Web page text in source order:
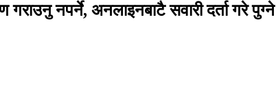
नपर्ने, अनलाइनबाटै सवारी दर्ता गरे पुग्ने